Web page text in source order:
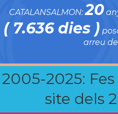
CATALANSALMON:20
( 7.636 dies )
arreu
2005-2025:
site dels